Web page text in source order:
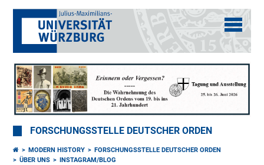
FORSCHUNGSSTELLE DEUTSCHER ORDEN
MODERN HISTORY
FORSCHUNGSSTELLE DEUTSCHER ORDEN
ÜBER UNS
INSTAGRAM/BLOG